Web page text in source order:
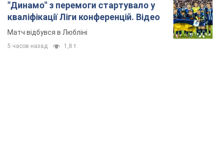
"Динамо" з перемоги стартувало у
кваліфікації Ліги конференцій. Відео
Матч відбувся в Любліні
5 часов назад 1,8 т.